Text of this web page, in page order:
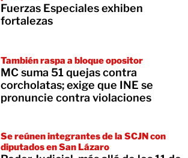
Fuerzas Especiales exhiben
fortalezas
También raspa a bloque opositor
MC suma 51 quejas contra
corcholatas; exige que INE se
pronuncie contra violaciones
Se reúnen integrantes de la SCJN con
diputados en San Lázaro